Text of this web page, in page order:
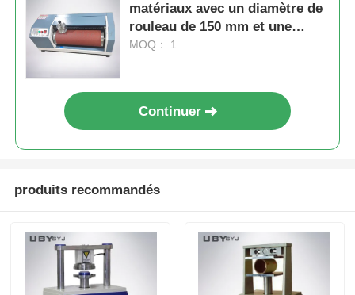
matériaux avec un diamètre de
rouleau de 150 mm et une
vitesse de roulement de 40
MOQ： 1
Continuer
produits recommandés